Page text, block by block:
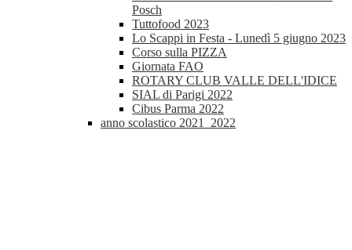
Posch
Tuttofood 2023
Lo Scappi in Festa - Lunedì 5 giugno 2023
Corso sulla PIZZA
Giornata FAO
ROTARY CLUB VALLE DELL'IDICE
SIAL di Parigi 2022
Cibus Parma 2022
anno scolastico 2021_2022